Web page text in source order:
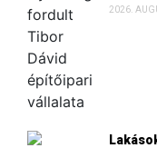
2026.